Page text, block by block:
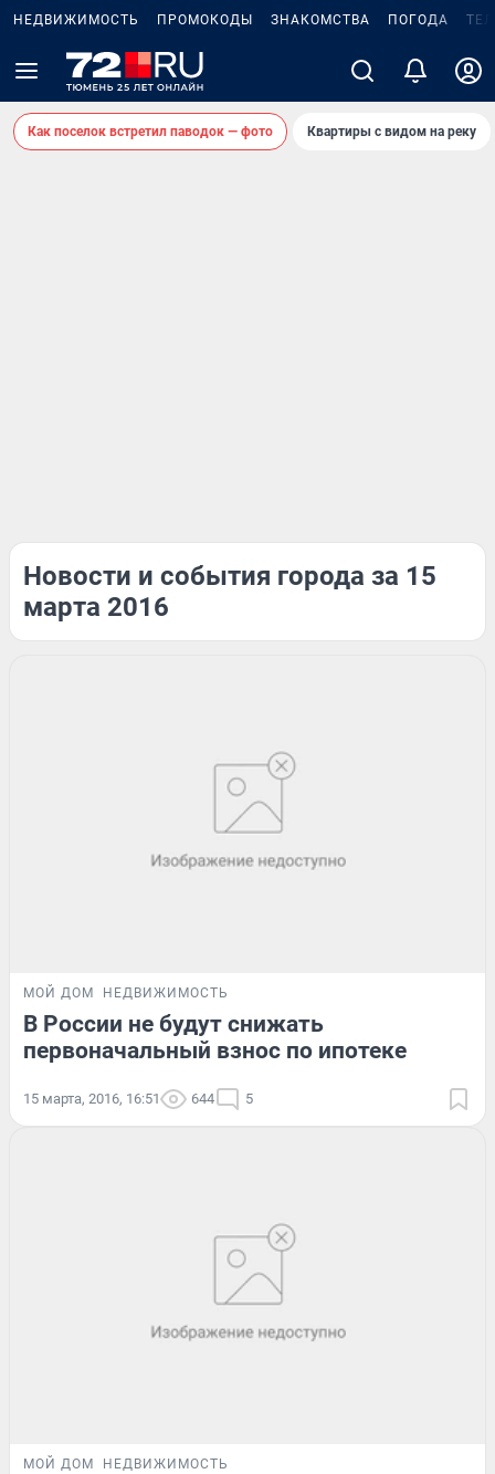
НЕДВИЖИМОСТЬ ПРОМОКОДЫ ЗНАКОМСТВА ПОГОДА
Как поселок встретил паводок — фото Квартиры с видом на реку
Новости и события города за 15
марта 2016
МОЙ ДОМ НЕДВИЖИМОСТЬ
В России не будут снижать
первоначальный взнос по ипотеке
15 марта, 2016, 16:51 644 5
МОЙ ДОМ НЕДВИЖИМОСТЬ